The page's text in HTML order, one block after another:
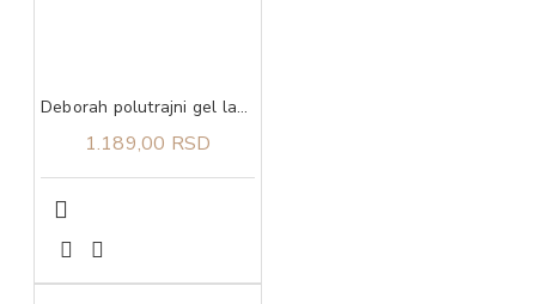
Deborah polutrajni gel lak 26 4,5 ml
1.189,00 RSD